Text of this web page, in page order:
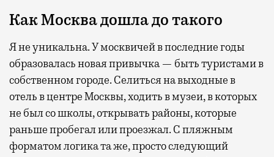
Как Москва дошла до такого
Я не уникальна. У москвичей в последние годы
образовалась новая привычка — быть туристами в
собственном городе. Селиться на выходные в
отель в центре Москвы, ходить в музеи, в которых
не был со школы, открывать районы, которые
раньше пробегал или проезжал. С пляжным
форматом логика та же, просто следующий